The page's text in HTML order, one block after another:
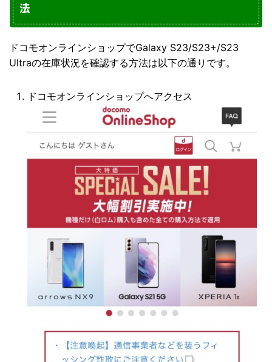
法
ドコモオンラインショップでGalaxy S23/S23+/S23
Ultraの在庫状況を確認する方法は以下の通りです。
ドコモオンラインショップへアクセス